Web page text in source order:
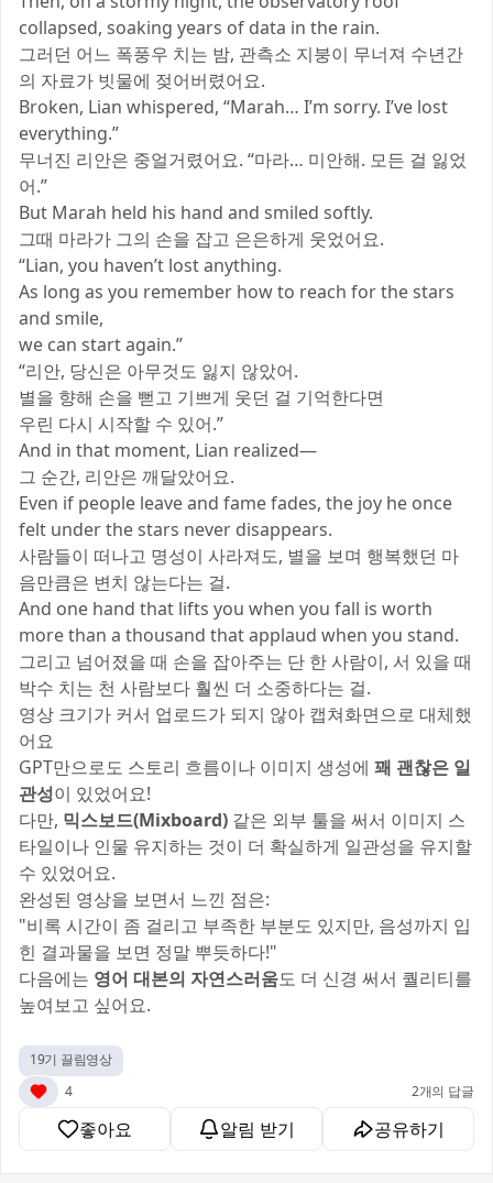
collapsed, soaking years of data in the rain.
그러던 어느 폭풍우 치는 밤, 관측소 지붕이 무너져 수년간
의 자료가 빗물에 젖어버렸어요.
Broken, Lian whispered, “Marah… I’m sorry. I’ve lost
everything.”
무너진 리안은 중얼거렸어요. “마라… 미안해. 모든 걸 잃었
어.”
But Marah held his hand and smiled softly.
그때 마라가 그의 손을 잡고 은은하게 웃었어요.
“Lian, you haven’t lost anything.
As long as you remember how to reach for the stars
and smile,
we can start again.”
“리안, 당신은 아무것도 잃지 않았어.
별을 향해 손을 뻗고 기쁘게 웃던 걸 기억한다면
우린 다시 시작할 수 있어.”
And in that moment, Lian realized—
그 순간, 리안은 깨달았어요.
Even if people leave and fame fades, the joy he once
felt under the stars never disappears.
사람들이 떠나고 명성이 사라져도, 별을 보며 행복했던 마
음만큼은 변치 않는다는 걸.
And one hand that lifts you when you fall is worth
more than a thousand that applaud when you stand.
그리고 넘어졌을 때 손을 잡아주는 단 한 사람이, 서 있을 때
박수 치는 천 사람보다 훨씬 더 소중하다는 걸.
영상 크기가 커서 업로드가 되지 않아 캡쳐화면으로 대체했
어요 🙂
GPT만으로도 스토리 흐름이나 이미지 생성에 꽤 괜찮은 일
관성이 있었어요!
다만, 믹스보드(Mixboard) 같은 외부 툴을 써서 이미지 스
타일이나 인물 유지하는 것이 더 확실하게 일관성을 유지할
수 있었어요.
완성된 영상을 보면서 느낀 점은:
"비록 시간이 좀 걸리고 부족한 부분도 있지만, 음성까지 입
힌 결과물을 보면 정말 뿌듯하다!"
다음에는 영어 대본의 자연스러움도 더 신경 써서 퀄리티를
높여보고 싶어요.
19기 끌림영상
4
2개의 답글
좋아요 알림 받기 공유하기